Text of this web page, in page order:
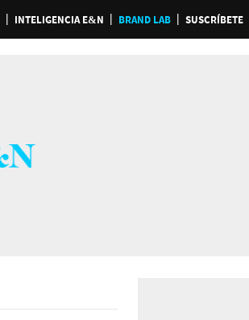
INTELIGENCIA E&N BRAND LAB SUSCRÍBETE